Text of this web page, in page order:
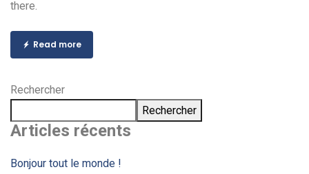
there.
Read more
Rechercher
Rechercher
Articles récents
Bonjour tout le monde !